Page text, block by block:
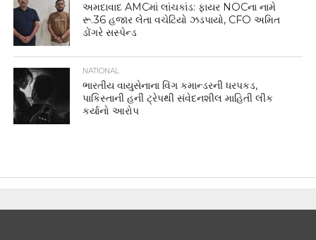
અમદાવાદ AMCમાં લાંચકાંડ: ફાયર NOCના નામે
રૂ.36 હજાર લેતા વચેટિયો ઝડપાયો, CFO અમિત
ડોંગરે સસ્પેન્ડ
NATIONAL
ભારતીય વાયુસેનાના વિંગ કમાન્ડરની ધરપકડ,
પાકિસ્તાની હની ટ્રેપથી સંવેદનશીલ માહિતી લીક
કર્યાનો આરોપ